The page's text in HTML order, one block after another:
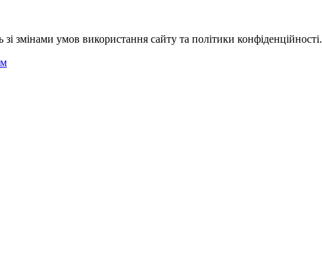
змінами умов використання сайту та політики конфіденційності.